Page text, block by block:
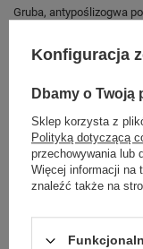
Gruba, antypoślizogwa
Buty sportowe
butomania.pl
Buty sportowe od
42.5, 43, 44, 45, 45.5, 46,
Zobacz jakie rozmiary
Sklep Butomania.pl to
Kupując w naszym
oryginalny i pochodzi z
Konfiguracja
Dbamy o Twoją
Sklep korzysta z
Polityką dotyczącą
przechowywania lub
Więcej informacji na
znaleźć także na